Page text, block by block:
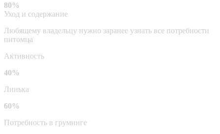
80%
Уход и содержание
Любящему владельцу нужно заранее узнать все потребности
питомца
Активность
40%
Линька
60%
Потребность в груминге